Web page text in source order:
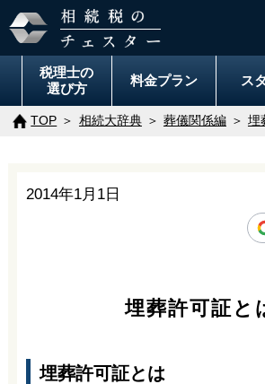
税理士の
選び方
料金プラン ス
TOP 相続大辞典 葬儀関係編 埋
2014年1月1日
埋葬許可証と
埋葬許可証とは